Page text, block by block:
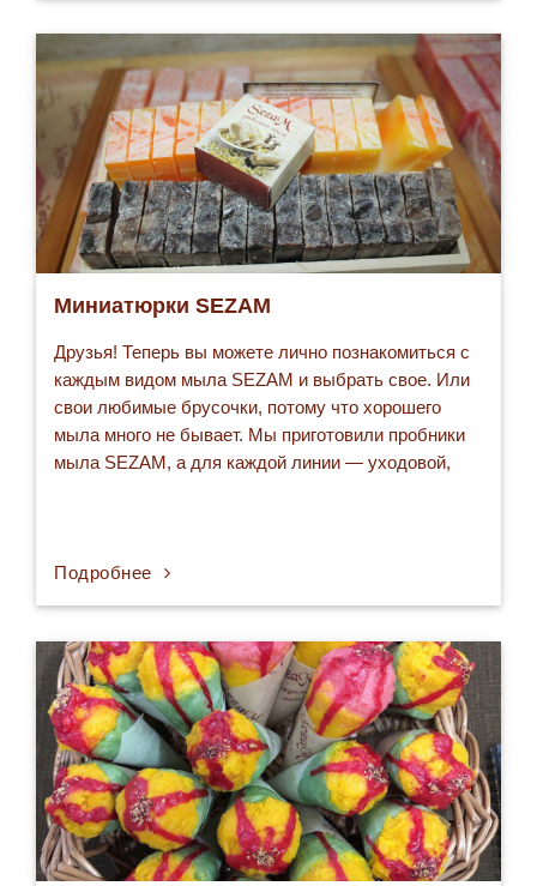
Миниатюрки SEZAM
Друзья! Теперь вы можете лично познакомиться с
каждым видом мыла SEZAM и выбрать свое. Или
свои любимые брусочки, потому что хорошего
мыла много не бывает. Мы приготовили пробники
мыла SEZAM, а для каждой линии — уходовой,
Подробнее